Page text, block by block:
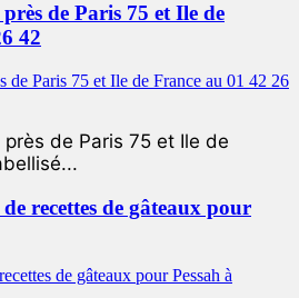
de Paris 75 et Ile de
42
de Paris 75 et Ile de
recettes de gâteaux pour